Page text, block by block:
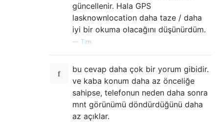
güncellenir. Hala GPS
lasknownlocation daha taze / daha
iyi bir okuma olacağını düşünürdüm.
— Tim
bu cevap daha çok bir yorum gibidir.
ve kaba konum daha az önceliğe
sahipse, telefonun neden daha sonra
mnt görünümü döndürdüğünü daha
az açıklar.